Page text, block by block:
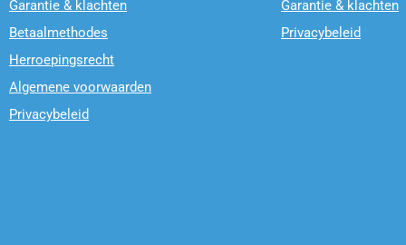
Garantie & klachten
Betaalmethodes
Herroepingsrecht
Algemene voorwaarden
Privacybeleid
Garantie & klachten
Privacybeleid